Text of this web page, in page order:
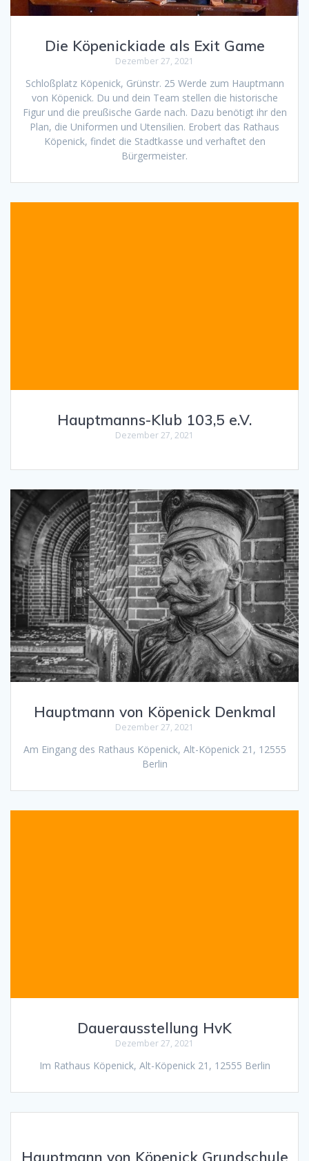
Die Köpenickiade als Exit Game
Dezember 27, 2021
Schloßplatz Köpenick, Grünstr. 25 Werde zum Hauptmann
von Köpenick. Du und dein Team stellen die historische
Figur und die preußische Garde nach. Dazu benötigt ihr den
Plan, die Uniformen und Utensilien. Erobert das Rathaus
Köpenick, findet die Stadtkasse und verhaftet den
Bürgermeister.
Hauptmanns-Klub 103,5 e.V.
Dezember 27, 2021
Hauptmann von Köpenick Denkmal
Dezember 27, 2021
Am Eingang des Rathaus Köpenick, Alt-Köpenick 21, 12555
Berlin
Dauerausstellung HvK
Dezember 27, 2021
Im Rathaus Köpenick, Alt-Köpenick 21, 12555 Berlin
Hauptmann von Köpenick Grundschule